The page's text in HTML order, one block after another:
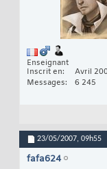
Enseignant
Inscrit en
Avril
Messages
6 245
23/05/2007, 09h55
fafa624